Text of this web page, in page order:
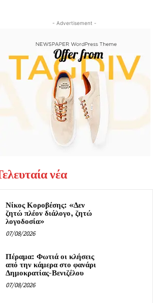
- Advertisement -
νέα
Νίκος Κοροβέσης: «Δεν
ζητώ πλέον διάλογο, ζητώ
λογοδοσία»
07/08/2026
Πέραμα: Φωτιά οι κλήσεις
από την κάμερα στο φανάρι
Δημοκρατίας-Βενιζέλου
07/08/2026